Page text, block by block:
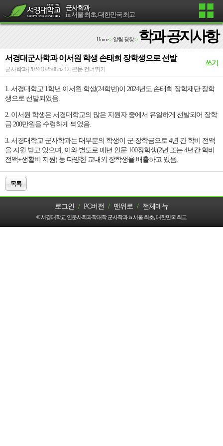
군사학과
in 서울 최초, 대한민국 최고
Home> 알림 광장> 학과 공지사항
서경대군사학과 이서원 학생 손태희 장학생으로 선발
쓰기
군사학과 | 2024.10.23 08:52:12 | 본문 건너뛰기
1. 서경대학교 1학년 이서원 학생(24학번)이 2024년도 손태희 장학재단 장학
생으로 선발되었음.
2. 이서원 학생은 서경대학교의 많은 지원자 중에서 유일하게 선발되어 장학
금 200만원을 수령하게 되었음.
3. 서경대학교 군사학과는 대부분의 학생이 군 장학금으로 4년 간 학비 전액
을 지원 받고 있으며, 이와 별도로 매년 인문 100장학생(2년 또는 4년간 학비
전액+생활비 지원) 등 다양한 교내외 장학생을 배출하고 있음.
목록
로그인 / PC버전 / 맨위로 / 전체메뉴
© 서경대학교 인문사회과학대학 군사학과 in 서울 최초, 대한민국 최고